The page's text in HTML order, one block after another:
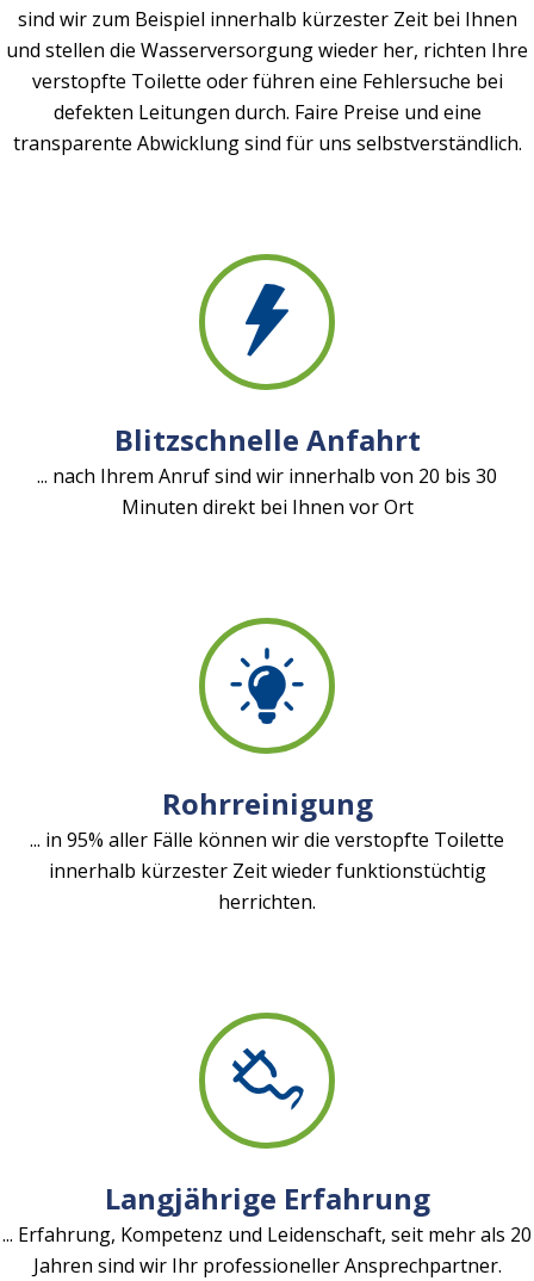
sind wir zum Beispiel innerhalb kürzester Zeit bei Ihnen
und stellen die Wasserversorgung wieder her, richten Ihre
verstopfte Toilette oder führen eine Fehlersuche bei
defekten Leitungen durch. Faire Preise und eine
transparente Abwicklung sind für uns selbstverständlich.
Blitzschnelle Anfahrt
... nach Ihrem Anruf sind wir innerhalb von 20 bis 30
Minuten direkt bei Ihnen vor Ort
Rohrreinigung
... in 95% aller Fälle können wir die verstopfte Toilette
innerhalb kürzester Zeit wieder funktionstüchtig
herrichten.
Langjährige Erfahrung
... Erfahrung, Kompetenz und Leidenschaft, seit mehr als 20
Jahren sind wir Ihr professioneller Ansprechpartner.